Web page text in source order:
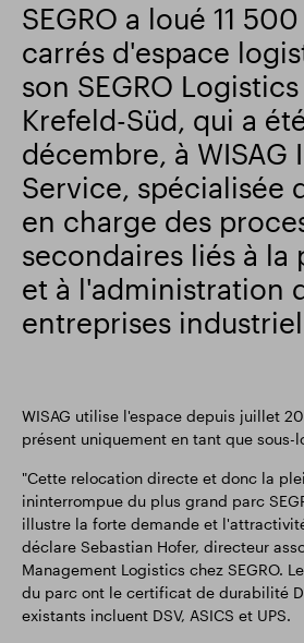
Résultats financiers Mise à
Parc intelligent
SEGRO a loué 11
carrés d'espace
son SEGRO
Krefeld-Süd, qui a
décembre, à WISAG
Service, spécialisée
en charge des
secondaires liés à la
et à l'administration
entreprises
WISAG utilise l'espace depuis juillet
présent uniquement en tant que sous-
"Cette relocation directe et donc la
ininterrompue du plus grand parc
illustre la forte demande et
déclare Sebastian Hofer, directeur
Management Logistics chez SEGRO.
du parc ont le certificat de durabilité
existants incluent DSV, ASICS et UPS.